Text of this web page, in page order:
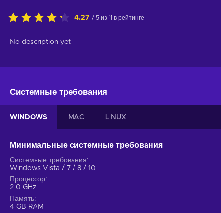
4.27 / 5 из 11 в рейтинге
No description yet
Системные требования
WINDOWS MAC LINUX
Минимальные системные требования
Системные требования
Windows Vista / 7 / 8 / 10
Процессор
2.0 GHz
Память
4 GB RAM